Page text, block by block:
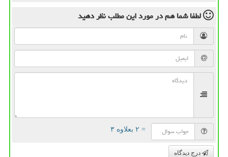
لطفا شما همدر مورد این مطلبنظر دهید
= ۲ بعلاوه ۳
درج دیدگاه